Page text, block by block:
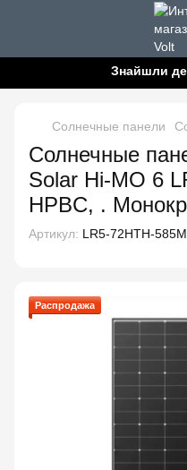
Знайшли
Солнечные панели
Солнечные
Solar Hi-MO 6
HPBC, .
Артикул: LR5-72HTH-585M
Распродажа